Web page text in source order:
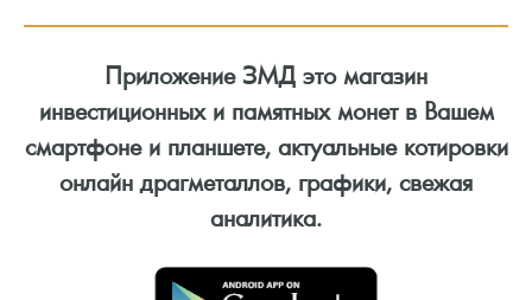
Приложение ЗМД это магазин
инвестиционных и памятных монет в Вашем
смартфоне и планшете, актуальные котировки
онлайн драгметаллов, графики, свежая
аналитика.